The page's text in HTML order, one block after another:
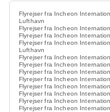
Flyrejser fra Incheon
Lufthavn
Flyrejser fra Incheon
Flyrejser fra Incheon
Flyrejser fra Incheon
Lufthavn
Flyrejser fra Incheon
Flyrejser fra Incheon
Flyrejser fra Incheon
Flyrejser fra Incheon
Flyrejser fra Incheon
Flyrejser fra Incheon
Flyrejser fra Incheon
Flyrejser fra Incheon